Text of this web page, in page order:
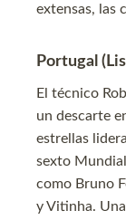
extensas, las
Portugal
El técnico
un descarte
estrellas
sexto
como Bruno
y Vitinha.